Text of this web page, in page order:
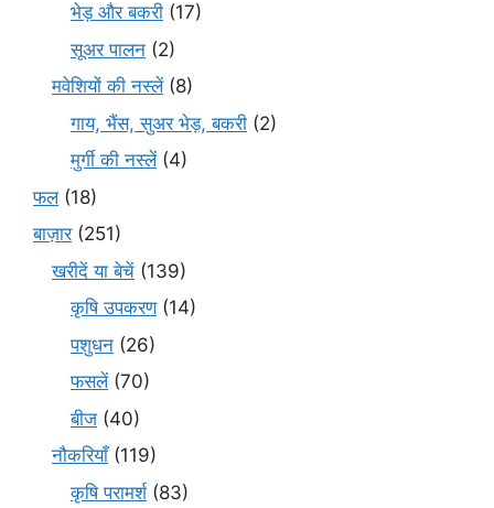
भेड़ और बकरी (17)
सूअर पालन (2)
मवेशियों की नस्लें(8)
गाय, भैंस, सुअर भेड़, बकरी (2)
मुर्गी की नस्लें(4)
फल(18)
बाज़ार(251)
खरीदें या बेचें (139)
कृषि उपकरण(14)
पशुधन (26)
फसलें(70)
बीज (40)
नौकरियाँ(119)
कृषि परामर्श(83)